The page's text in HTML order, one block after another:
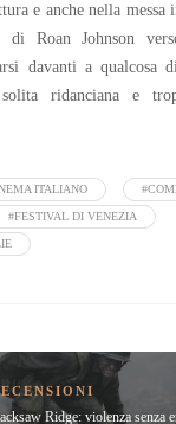
e anche nella messa
Roan Johnson
davanti a qualcosa
ridanciana e
ITALIANO
#FESTIVAL DI VENEZIA
Ridge: violenza senza